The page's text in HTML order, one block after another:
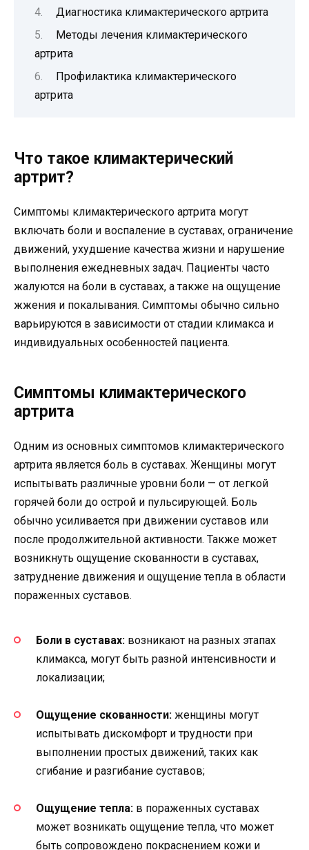
Диагностика климактерического артрита
Методы лечения климактерического
артрита
Профилактика климактерического
артрита
Что такое климактерический
артрит?
Симптомы климактерического артрита могут
включать боли и воспаление в суставах, ограничение
движений, ухудшение качества жизни и нарушение
выполнения ежедневных задач. Пациенты часто
жалуются на боли в суставах, а также на ощущение
жжения и покалывания. Симптомы обычно сильно
варьируются в зависимости от стадии климакса и
индивидуальных особенностей пациента.
Симптомы климактерического
артрита
Одним из основных симптомов климактерического
артрита является боль в суставах. Женщины могут
испытывать различные уровни боли — от легкой
горячей боли до острой и пульсирующей. Боль
обычно усиливается при движении суставов или
после продолжительной активности. Также может
возникнуть ощущение скованности в суставах,
затруднение движения и ощущение тепла в области
пораженных суставов.
Боли в суставах: возникают на разных этапах
климакса, могут быть разной интенсивности и
локализации;
Ощущение скованности: женщины могут
испытывать дискомфорт и трудности при
выполнении простых движений, таких как
сгибание и разгибание суставов;
Ощущение тепла: в пораженных суставах
может возникать ощущение тепла, что может
быть сопровождено покраснением кожи и